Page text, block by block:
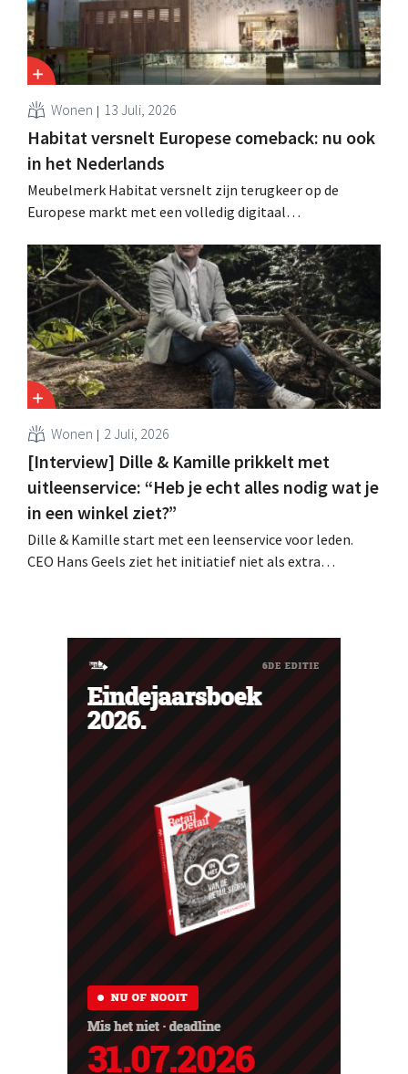
Wonen 13 Juli, 2026
Habitat versnelt Europese comeback: nu ook
in het Nederlands
Meubelmerk Habitat versnelt zijn terugkeer op de
Europese markt met een volledig digitaal
unique groeit het merk opnieuw en mikt het op
aanwezigheid in veertien Europese landen.
Wonen 2 Juli, 2026
[Interview] Dille & Kamille prikkelt met
uitleenservice: “Heb je echt alles nodig wat je
in een winkel ziet?”
Dille & Kamille start met een leenservice voor leden.
CEO Hans Geels ziet het initiatief niet als extra